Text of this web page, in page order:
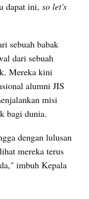
dapat ini, so let's
sebuah babak
dari sebuah
Mereka kini
alumni JIS
misi
bagi dunia.
dengan lulusan
mereka terus
imbuh Kepala